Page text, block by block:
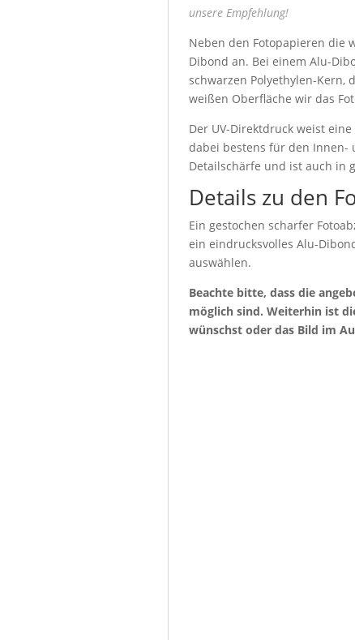
unsere Empfehlung!
Neben den Fotopapieren die
Dibond an. Bei einem Alu-
schwarzen Polyethylen-
weißen Oberfläche wir das
Der UV-Direktdruck weist
dabei bestens für den Innen-
Detailschärfe und ist auch in
Details zu den
Ein gestochen scharfer
ein eindrucksvolles Alu-
auswählen.
Beachte bitte, dass die
möglich sind. Weiterhin ist
wünschst oder das Bild im